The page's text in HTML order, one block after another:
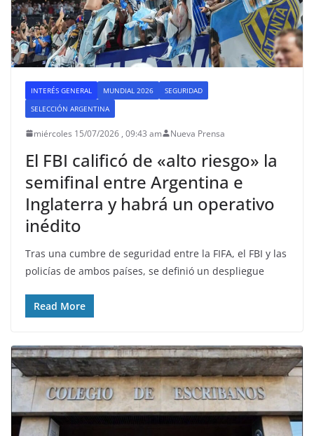
INTERÉS GENERAL MUNDIAL 2026
SEGURIDAD
SELECCIÓN ARGENTINA
miércoles 15/07/2026 , 09:43 am Nueva Prensa
El FBI calificó de «alto riesgo» la
semifinal entre Argentina e
Inglaterra y habrá un operativo
inédito
Tras una cumbre de seguridad entre la FIFA, el FBI y las
policías de ambos países, se definió un despliegue
Read More